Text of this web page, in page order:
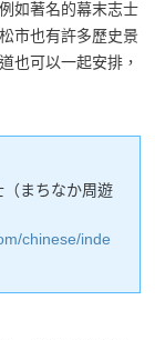
如著名的幕末志士
市也有許多歷史景
也可以一起安排，
（まちなか周遊
chinese/inde